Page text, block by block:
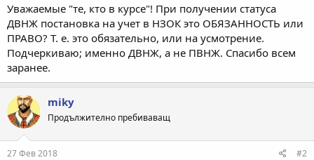
ы
а
н
и
Уважаемые "те, кто в курсе"! При получении статуса
ДВНЖ постановка на учет в НЗОК это ОБЯЗАННОСТЬ или
ПРАВО? Т. е. это обязательно, или на усмотрение.
Подчеркиваю; именно ДВНЖ, а не ПВНЖ. Спасибо всем
заранее.
miky
Продължително пребиваващ
27 Фев 2018 #2